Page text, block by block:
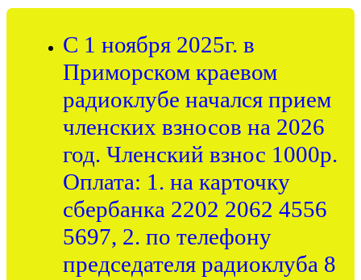
С 1 ноября 2025г. в
Приморском краевом
радиоклубе начался прием
членских взносов на 2026
год. Членский взнос 1000р.
Оплата: 1. на карточку
сбербанка 2202 2062 4556
5697, 2. по телефону
председателя радиоклуба 8